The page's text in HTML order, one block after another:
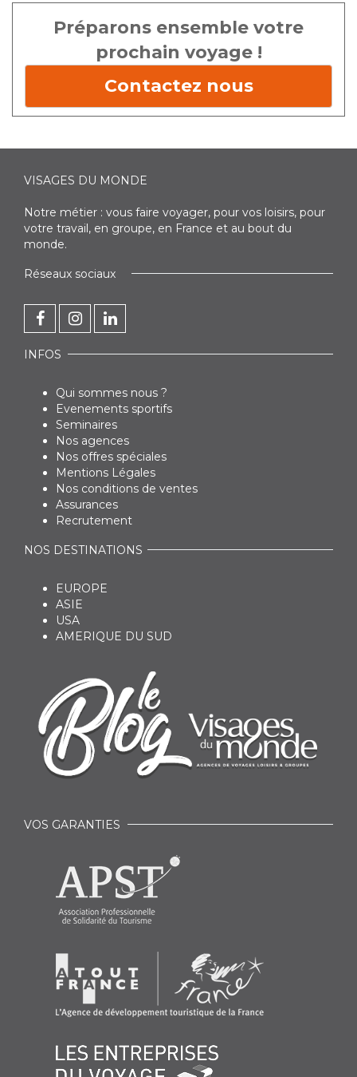
Préparons ensemble votre
prochain voyage !
Contactez nous
VISAGES DU MONDE
Notre métier : vous faire voyager, pour vos loisirs, pour
votre travail, en groupe, en France et au bout du
monde.
Réseaux sociaux
INFOS
Qui sommes nous ?
Evenements sportifs
Seminaires
Nos agences
Nos offres spéciales
Mentions Légales
Nos conditions de ventes
Assurances
Recrutement
NOS DESTINATIONS
EUROPE
ASIE
USA
AMERIQUE DU SUD
VOS GARANTIES